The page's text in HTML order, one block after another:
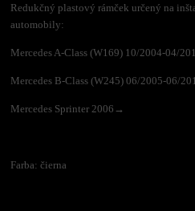
Redukčný plastový rámček určený na
automobily:
Mercedes A-Class (W169) 10/2004-04/
Mercedes B-Class (W245) 06/2005-06/
Mercedes Sprinter 2006→
Farba: čierna